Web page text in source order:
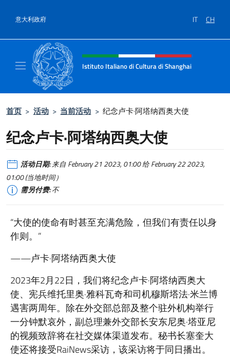
意大利政府 IT CH
标题站点、社交和菜单
Istituto Italiano di Cultura di Shanghai
首页 > 活动 > 当前活动 > 纪念卢卡·阿塔纳西奥大使
纪念卢卡·阿塔纳西奥大使
活动日期:来自 February 21 2023, 01:00 给 February 22 2023,
01:00 (当地时间）
需另付费:不
“大使的使命有时甚至充满危险，但我们有责任以身
作则。”
——卢卡·阿塔纳西奥大使
2023年2月22日，我们将纪念卢卡·阿塔纳西奥大
使、宪兵维托里奥·雅科瓦奇和司机穆斯塔法·米兰博
遇害两周年。除在外交部总部及整个驻外机构举行
一分钟默哀外，副总理兼外交部长安东尼奥·塔亚尼
的视频致辞将在社交媒体渠道发布。秘书长塞奎大
使还将接受RaiNews采访，该采访将于同日播出。